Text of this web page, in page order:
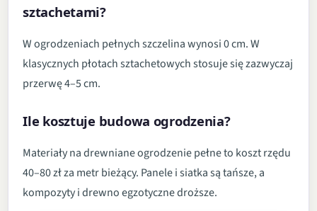
sztachetami?
W ogrodzeniach pełnych szczelina wynosi 0 cm. W
klasycznych płotach sztachetowych stosuje się zazwyczaj
przerwę 4–5 cm.
Ile kosztuje budowa ogrodzenia?
Materiały na drewniane ogrodzenie pełne to koszt rzędu
40–80 zł za metr bieżący. Panele i siatka są tańsze, a
kompozyty i drewno egzotyczne droższe.